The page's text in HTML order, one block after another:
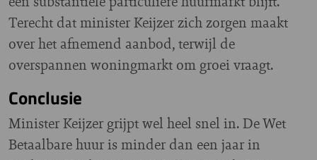
Terecht dat minister Keijzer zich zorgen maakt
over het afnemend aanbod, terwijl de
overspannen woningmarkt om groei vraagt.
Conclusie
Minister Keijzer grijpt wel heel snel in. De Wet
Betaalbare huur is minder dan een jaar in